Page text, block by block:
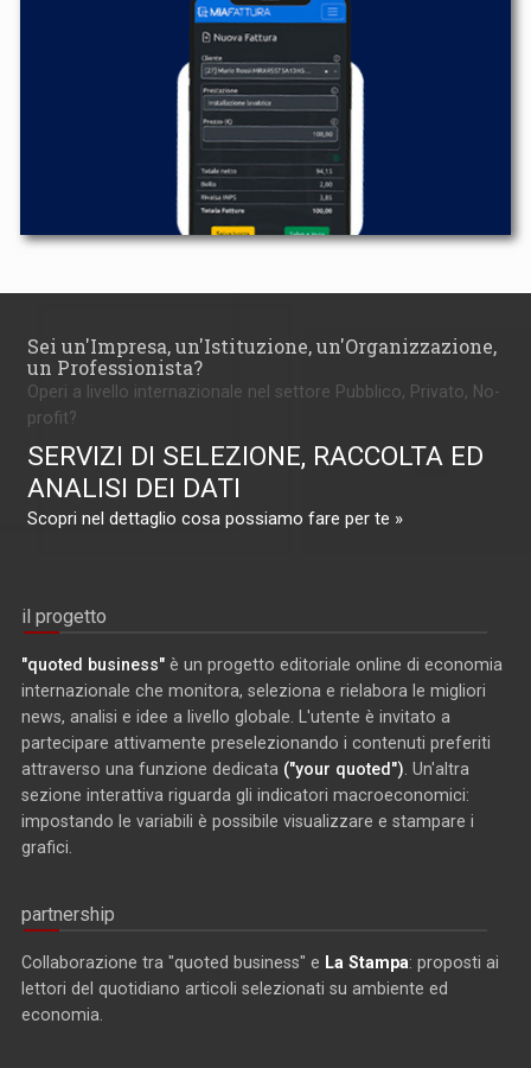
Sei un'Impresa, un'Istituzione, un'Organizzazione,
un Professionista?
Operi a livello internazionale nel settore Pubblico, Privato, No-
profit?
SERVIZI DI SELEZIONE, RACCOLTA ED
ANALISI DEI DATI
Scopri nel dettaglio cosa possiamo fare per te »
il progetto
"quoted business" è un progetto editoriale online di economia
internazionale che monitora, seleziona e rielabora le migliori
news, analisi e idee a livello globale. L'utente è invitato a
partecipare attivamente preselezionando i contenuti preferiti
attraverso una funzione dedicata ("your quoted") . Un'altra
sezione interattiva riguarda gli indicatori macroeconomici:
impostando le variabili è possibile visualizzare e stampare i
grafici.
partnership
Collaborazione tra "quoted business" e La Stampa: proposti ai
lettori del quotidiano articoli selezionati su ambiente ed
economia.